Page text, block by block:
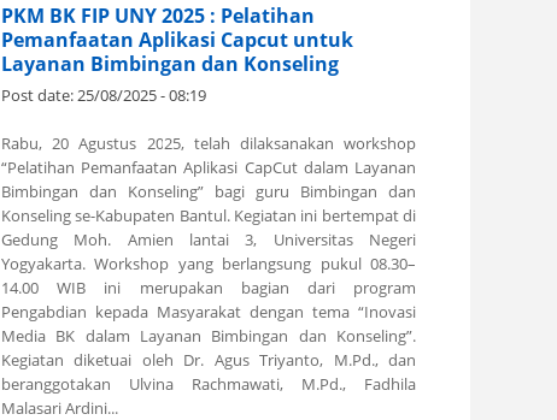
PKM BK FIP UNY 2025 : Pelatihan
Pemanfaatan Aplikasi Capcut untuk
Layanan Bimbingan dan Konseling
Post date:25/08/2025 - 08:19
Rabu, 20 Agustus 2025, telah dilaksanakan workshop
“Pelatihan Pemanfaatan Aplikasi CapCut dalam Layanan
Bimbingan dan Konseling” bagi guru Bimbingan dan
Konseling se-Kabupaten Bantul. Kegiatan ini bertempat di
Gedung Moh. Amien lantai 3, Universitas Negeri
Yogyakarta. Workshop yang berlangsung pukul 08.30–
14.00 WIB ini merupakan bagian dari program
Pengabdian kepada Masyarakat dengan tema “Inovasi
Media BK dalam Layanan Bimbingan dan Konseling”.
Kegiatan diketuai oleh Dr. Agus Triyanto, M.Pd., dan
beranggotakan Ulvina Rachmawati, M.Pd., Fadhila
Malasari Ardini...